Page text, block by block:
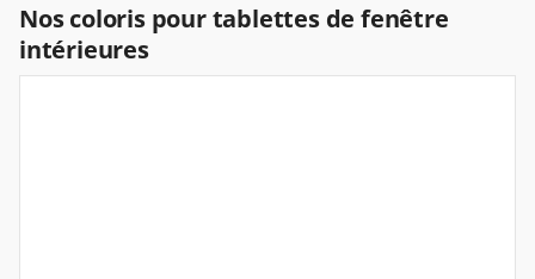
Nos coloris pour tablettes de fenêtre
intérieures